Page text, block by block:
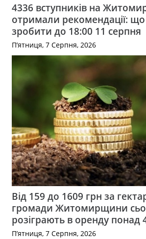
4336 вступників на
отримали рекомендації:
зробити до 18:00 11 серпня
П’ятниця, 7 Серпня, 2026
Від 159 до 1609 грн за
громади Житомирщини
розіграють в оренду понад
П’ятниця, 7 Серпня, 2026